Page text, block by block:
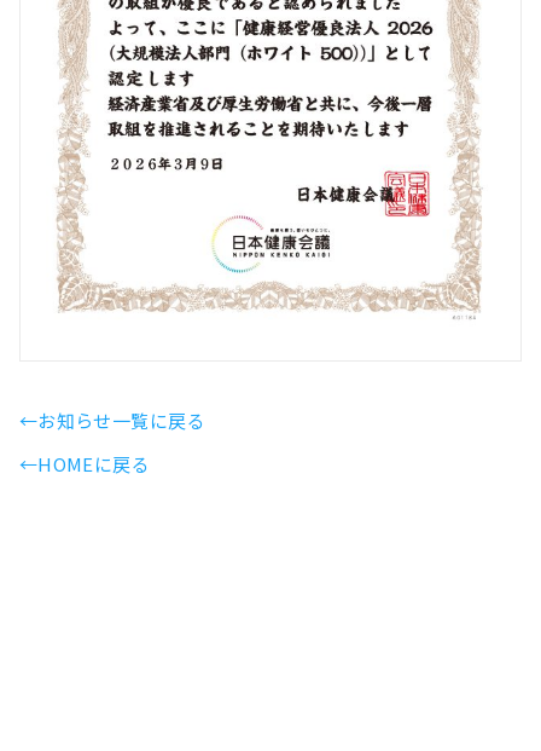
←お知らせ一覧に戻る
←HOMEに戻る